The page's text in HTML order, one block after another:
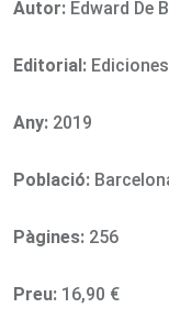
Autor: Edward De
Editorial:
Any: 2019
Població:
Pàgines: 256
Preu: 16,90 €